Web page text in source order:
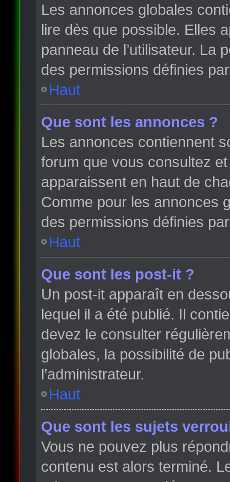
Les annonces globales
lire dès que possible. Elles
panneau de l’utilisateur. La
des permissions définies
Haut
Que sont les annonces ?
Les annonces contiennent
forum que vous consultez
apparaissent en haut de
Comme pour les annonces
des permissions définies
Haut
Que sont les post-it ?
Un post-it apparaît en
lequel il a été publié. Il
devez le consulter
globales, la possibilité de
l’administrateur.
Haut
Que sont les sujets
Vous ne pouvez plus
contenu est alors terminé.